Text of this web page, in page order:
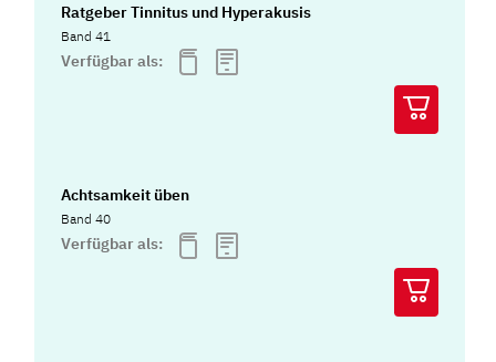
Ratgeber Tinnitus und Hyperakusis
Band 41
Verfügbar als:
Achtsamkeit üben
Band 40
Verfügbar als: